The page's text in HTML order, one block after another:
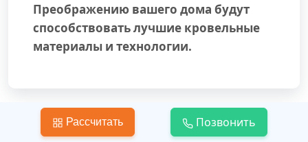
Преображению вашего дома будут
способствовать лучшие кровельные
материалы и технологии.
Рассчитать Позвонить